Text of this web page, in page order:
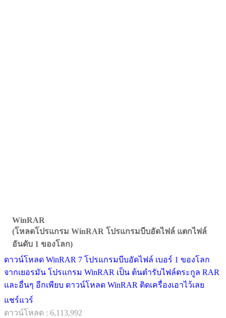
WinRAR
(โหลดโปรแกรม WinRAR โปรแกรมบีบอัดไฟล์ แตกไฟล์
อันดับ 1 ของโลก)
ดาวน์โหลด WinRAR 7 โปรแกรมบีบอัดไฟล์ เบอร์ 1 ของโลก
จากเยอรมัน โปรแกรม WinRAR เป็น ต้นตำรับไฟล์ตระกูล RAR
และอื่นๆ อีกเพียบ ดาวน์โหลด WinRAR ติดเครื่องเอาไว้เลย
แชร์แวร์
ดาวน์โหลด : 6,113,992